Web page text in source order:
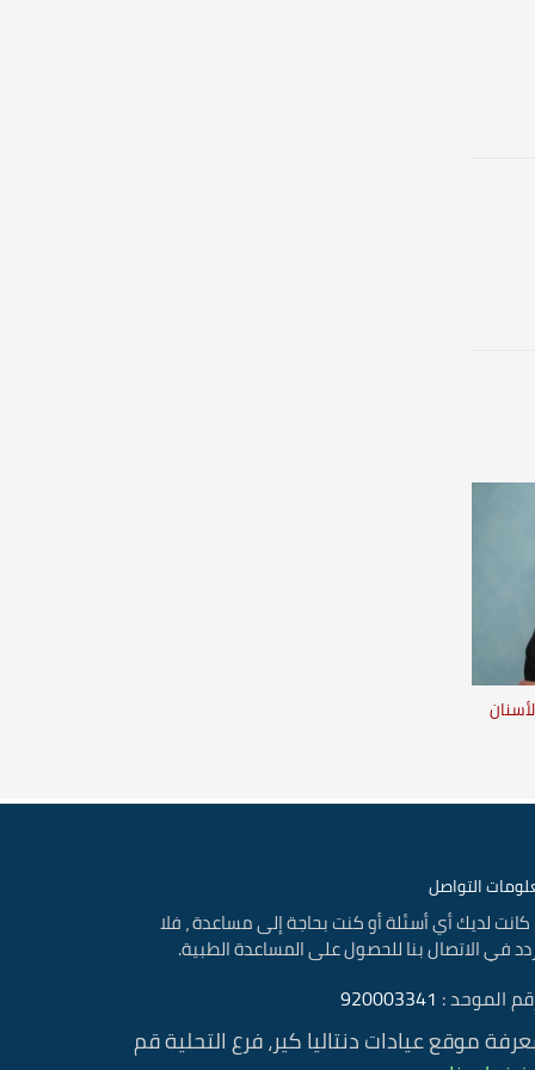
التواصل
كانت لديك أي أسئلة أو كنت بحاجة إلى مساعدة ، فلا
في الاتصال بنا للحصول على المساعدة الطبية.
الموحد : 920003341
موقع عيادات دنتاليا كير، فرع التحلية قم